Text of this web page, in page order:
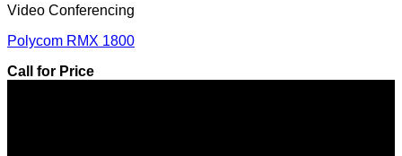
Video Conferencing
Polycom RMX 1800
Call for Price